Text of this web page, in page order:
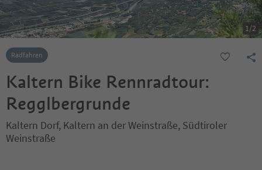
1/2
Radfahren
Kaltern Bike Rennradtour:
Regglbergrunde
Kaltern Dorf, Kaltern an der Weinstraße, Südtiroler
Weinstraße